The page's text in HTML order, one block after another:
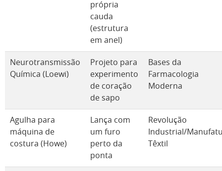
própria
cauda
(estrutura
em anel)
Neurotransmissão
Química (Loewi)
Projeto para
experimento
de coração
de sapo
Bases da
Farmacologia
Moderna
Agulha para
máquina de
costura (Howe)
Lança com
um furo
perto da
ponta
Revolução
Industrial/
Têxtil